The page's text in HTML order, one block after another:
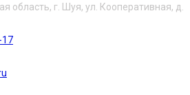
область, г. Шуя, ул. Кооперативная, д.
17